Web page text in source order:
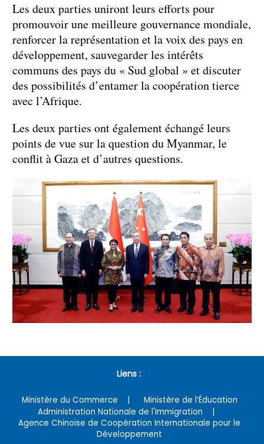
Les deux parties uniront leurs efforts pour
promouvoir une meilleure gouvernance mondiale,
renforcer la représentation et la voix des pays en
développement, sauvegarder les intérêts
communs des pays du « Sud global » et discuter
des possibilités d’entamer la coopération tierce
avec l’Afrique.
Les deux parties ont également échangé leurs
points de vue sur la question du Myanmar, le
conflit à Gaza et d’autres questions.
Liens :
Ministère du Commerce
Ministère de l’Éducation
Administration Nationale de l'Immigration
Agence Chinoise de Coopération Internationale pour le
Développement